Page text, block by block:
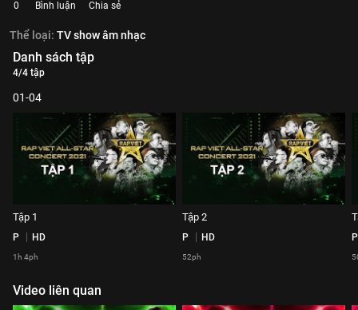
0 Bình luận Chia sẻ
Thể loại: TV show âm nhạc
Danh sách tập
4/4 tập
01-04
Tập 1
P HD
1h 4ph
Tập 2
P HD
52ph
P
Video liên quan